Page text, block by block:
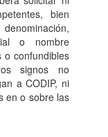
bien
o nombre
o confundibles
signos no
a CODIP, ni
en o sobre las